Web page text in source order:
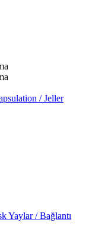
/ Jeller
Yaylar / Bağlantı